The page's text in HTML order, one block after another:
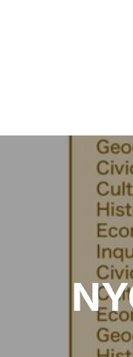
navigation